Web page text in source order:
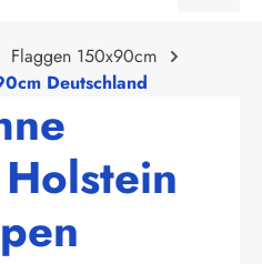
Flaggen 150x90cm
Deutschland